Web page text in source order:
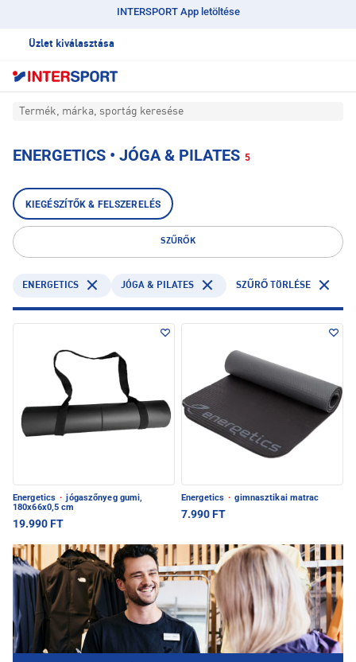
INTERSPORT App letöltése
Üzlet kiválasztása
Termék, márka, sportág keresése
ENERGETICS • JÓGA & PILATES 5
KIEGÉSZÍTŐK & FELSZERELÉS
SZŰRŐK
ENERGETICS JÓGA & PILATES SZŰRŐ TÖRLÉSE
Energetics · jógaszőnyeg gumi,
180x66x0,5 cm
19.990 FT
Energetics · gimnasztikai matrac
7.990 FT